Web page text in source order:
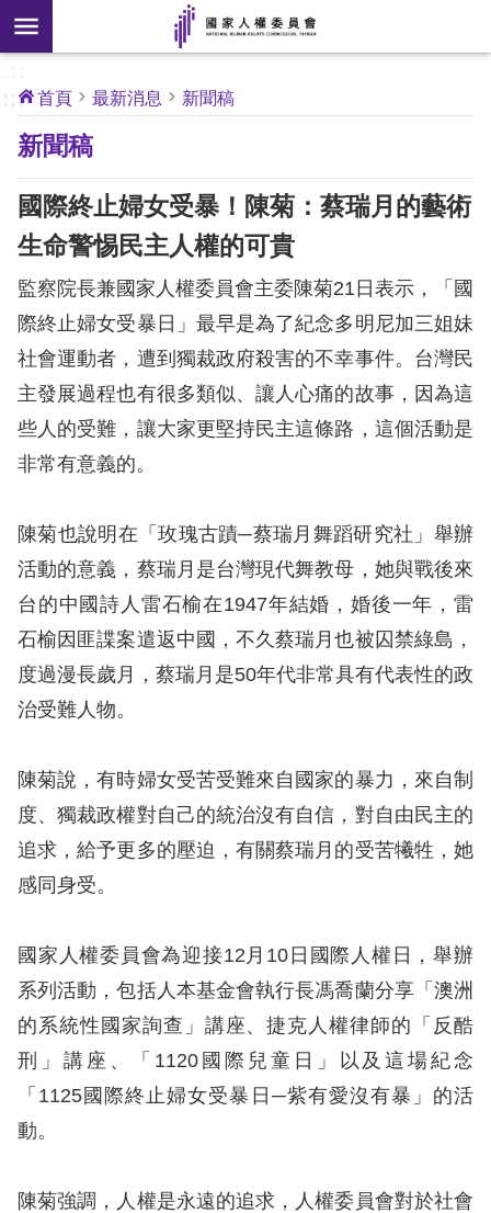
前往主要內容區塊
搜
尋
開
新
]
核
心
人
權
公
約
於
本
會
最
新
消
人
權
業
務
核
權
公
約
申
訴
人
資
料
:::
首頁 最新消息 新聞稿
新聞稿
國際終止婦女受暴！陳菊：蔡瑞月的藝術
生命警惕民主人權的可貴
監察院長兼國家人權委員會主委陳菊21日表示，「國
際終止婦女受暴日」最早是為了紀念多明尼加三姐妹
社會運動者，遭到獨裁政府殺害的不幸事件。台灣民
主發展過程也有很多類似、讓人心痛的故事，因為這
些人的受難，讓大家更堅持民主這條路，這個活動是
非常有意義的。
陳菊也說明在「玫瑰古蹟─蔡瑞月舞蹈研究社」舉辦
活動的意義，蔡瑞月是台灣現代舞教母，她與戰後來
台的中國詩人雷石榆在1947年結婚，婚後一年，雷
石榆因匪諜案遣返中國，不久蔡瑞月也被囚禁綠島，
度過漫長歲月，蔡瑞月是50年代非常具有代表性的政
治受難人物。
陳菊說，有時婦女受苦受難來自國家的暴力，來自制
度、獨裁政權對自己的統治沒有自信，對自由民主的
追求，給予更多的壓迫，有關蔡瑞月的受苦犧牲，她
感同身受。
國家人權委員會為迎接12月10日國際人權日，舉辦
系列活動，包括人本基金會執行長馮喬蘭分享「澳洲
的系統性國家詢查」講座、捷克人權律師的「反酷
刑」講座、「1120國際兒童日」以及這場紀念
「1125國際終止婦女受暴日─紫有愛沒有暴」的活
動。
陳菊強調，人權是永遠的追求，人權委員會對於社會